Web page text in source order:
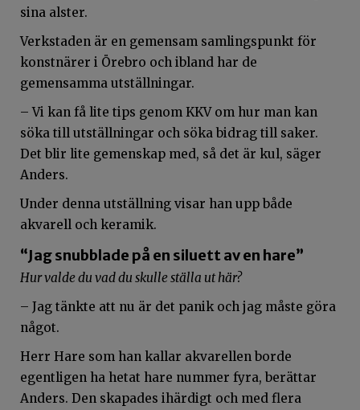
sina alster.
Verkstaden är en gemensam samlingspunkt för
konstnärer i Örebro och ibland har de
gemensamma utställningar.
– Vi kan få lite tips genom KKV om hur man kan
söka till utställningar och söka bidrag till saker.
Det blir lite gemenskap med, så det är kul, säger
Anders.
Under denna utställning visar han upp både
akvarell och keramik.
“Jag snubblade på en siluett av en hare”
Hur valde du vad du skulle ställa ut här?
– Jag tänkte att nu är det panik och jag måste göra
något.
Herr Hare som han kallar akvarellen borde
egentligen ha hetat hare nummer fyra, berättar
Anders. Den skapades ihärdigt och med flera